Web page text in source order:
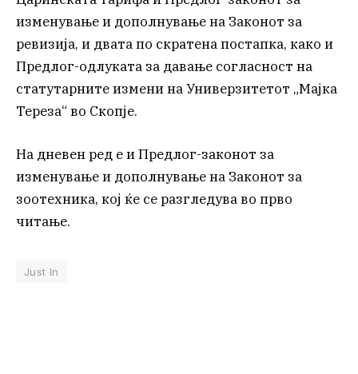
изменување и дополнување на Законот за
ревизија, и двата по скратена постапка, како и
Предлог-одлуката за давање согласност на
статутарните измени на Универзитетот „Мајка
Тереза“ во Скопје.
На дневен ред е и Предлог-законот за
изменување и дополнување на Законот за
зоотехника, кој ќе се разгледува во прво
читање.
Just In